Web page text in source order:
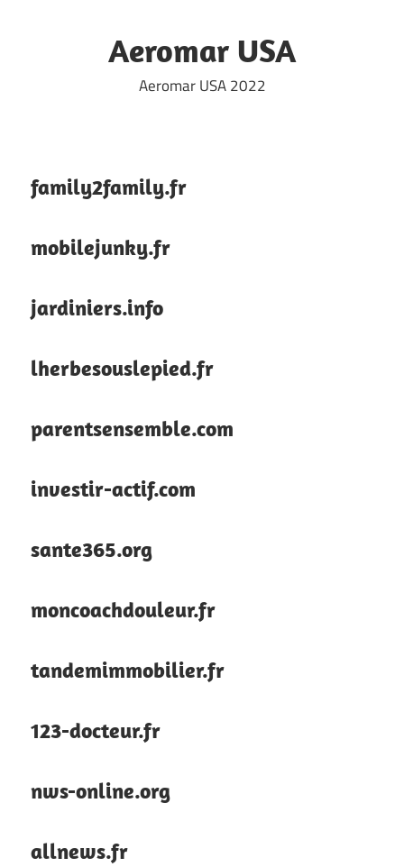
Aeromar USA
Aeromar USA 2022
family2family.fr
mobilejunky.fr
jardiniers.info
lherbesouslepied.fr
parentsensemble.com
investir-actif.com
sante365.org
moncoachdouleur.fr
tandemimmobilier.fr
123-docteur.fr
nws-online.org
allnews.fr